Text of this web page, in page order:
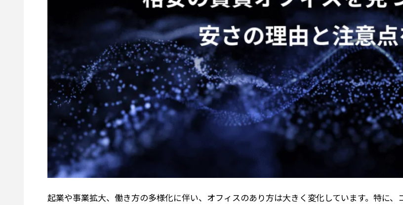
起業や事業拡大、働き方の多様化に伴い、オフィスのあり方は大きく変化しています。特に